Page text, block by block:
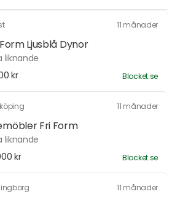
11 månader
Ljusblå Dynor
liknande
kr
Blocket.se
11 månader
Fri Form
liknande
kr
Blocket.se
11 månader